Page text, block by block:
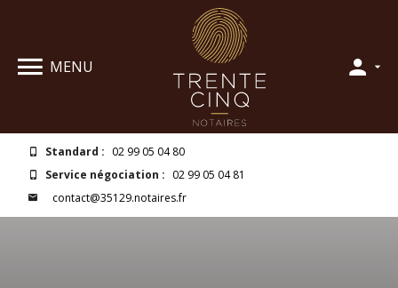
MENU
Standard : 02 99 05 04 80
Service négociation : 02 99 05 04 81
contact@35129.notaires.fr